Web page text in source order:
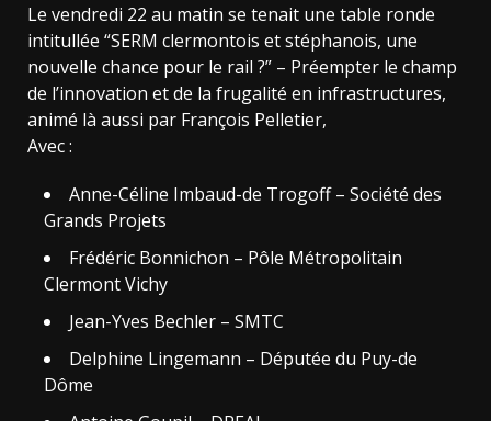
Le vendredi 22 au matin se tenait une table ronde
intitullée “SERM clermontois et stéphanois, une
nouvelle chance pour le rail ?” – Préempter le champ
de l’innovation et de la frugalité en infrastructures,
animé là aussi par François Pelletier,
Avec :
Anne-Céline Imbaud-de Trogoff – Société des
Grands Projets
Frédéric Bonnichon – Pôle Métropolitain
Clermont Vichy
Jean-Yves Bechler – SMTC
Delphine Lingemann – Députée du Puy-de
Dôme